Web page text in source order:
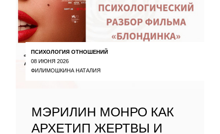
ПСИХОЛОГИЯ ОТНОШЕНИЙ
08 ИЮНЯ 2026
ФИЛИМОШКИНА НАТАЛИЯ
МЭРИЛИН МОНРО КАК
АРХЕТИП ЖЕРТВЫ И